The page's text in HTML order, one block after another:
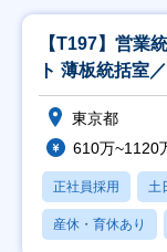
【T197】営業
ト 薄板統括室／
東京都
610万~1120
正社員採用 土
産休・育休あり